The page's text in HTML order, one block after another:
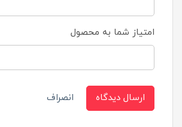
امتیاز شما به محصول
ارسال دیدگاه انصراف